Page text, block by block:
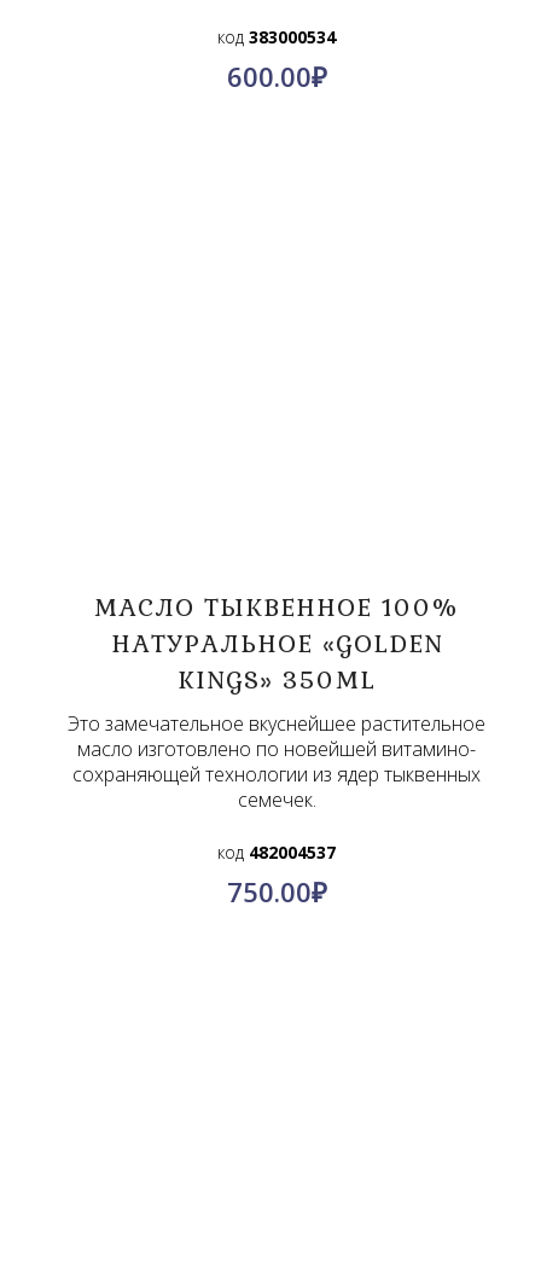
код 383000534
600.00₽
МАСЛО ТЫКВЕННОЕ 100%
НАТУРАЛЬНОЕ «GOLDEN
KINGS» 350ML
Это замечательное вкуснейшее растительное
масло изготовлено по новейшей витамино-
сохраняющей технологии из ядер тыквенных
семечек.
код 482004537
750.00₽